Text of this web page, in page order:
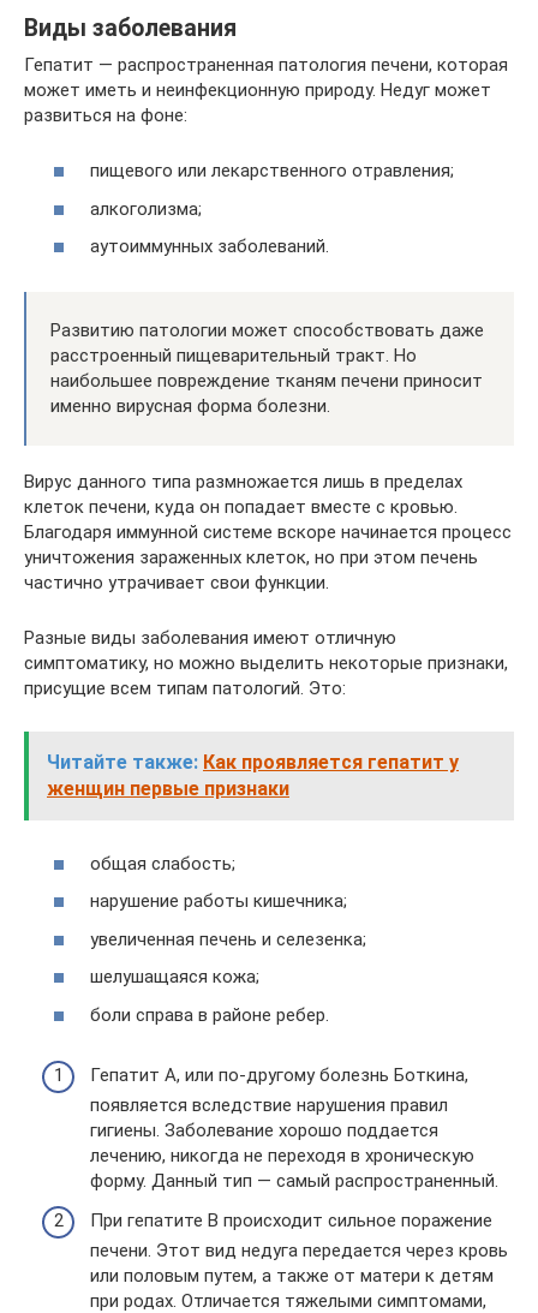
Виды заболевания
Гепатит — распространенная патология печени, которая
может иметь и неинфекционную природу. Недуг может
развиться на фоне:
пищевого или лекарственного отравления;
алкоголизма;
аутоиммунных заболеваний.
Развитию патологии может способствовать даже
расстроенный пищеварительный тракт. Но
наибольшее повреждение тканям печени приносит
именно вирусная форма болезни.
Вирус данного типа размножается лишь в пределах
клеток печени, куда он попадает вместе с кровью.
Благодаря иммунной системе вскоре начинается процесс
уничтожения зараженных клеток, но при этом печень
частично утрачивает свои функции.
Разные виды заболевания имеют отличную
симптоматику, но можно выделить некоторые признаки,
присущие всем типам патологий. Это:
Читайте также: Как проявляется гепатит у
женщин первые признаки
общая слабость;
нарушение работы кишечника;
увеличенная печень и селезенка;
шелушащаяся кожа;
боли справа в районе ребер.
Гепатит А, или по-другому болезнь Боткина,
появляется вследствие нарушения правил
гигиены. Заболевание хорошо поддается
лечению, никогда не переходя в хроническую
форму. Данный тип — самый распространенный.
При гепатите В происходит сильное поражение
печени. Этот вид недуга передается через кровь
или половым путем, а также от матери к детям
при родах. Отличается тяжелыми симптомами,